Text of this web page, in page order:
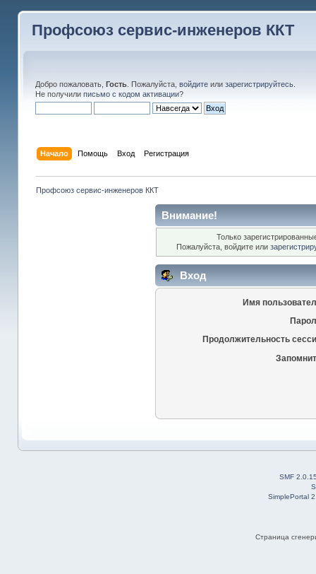
Профсоюз сервис-инженеров ККТ
Добро пожаловать, Гость. Пожалуйста, войдитеили зарегистрируйтесь.
Не получили письмо с кодом активации?
Начало Помощь Вход Регистрация
Профсоюз сервис-инженеров ККТ
Внимание!
Только
Пожалуйста, войдите или
Вход
Имя
Продолжительность
SMF
SimplePortal
Страница